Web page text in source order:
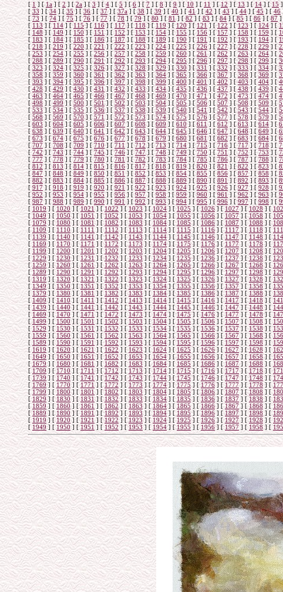
[1] [1а ] [2 ] [2а] [3 ] [4 ] [5] [6] [7 ] [ 8] [9] [ 10 ] [ 11] [12 ] [13 ] [14] [15]
[33] [34 ] [ 35] [ 36] [ 37] [ 37а] [38 ] [ 39] [ 40] [ 41] [ 42 ] [43] [44 ] [45 ] [ 46
[ 73] [74 ] [ 75] [76 ] [77] [78 ] [ 79] [80 ] [81] [82] [ 83] [84 ] [85 ] [ 86] [ 87 ]
[ 113] [ 114] [115] [116] [ 117] [118] [119] [120 ] [ 121 ] [122 ] [123] [124] [
[ 148] [ 149 ] [ 150] [ 151 ] [ 152 ] [153 ] [154] [155 ] [ 156] [157 ] [158 ] [ 159 ] [
[ 183 ] [ 184] [185] [ 186] [187 ] [ 188] [189 ] [ 190 ] [191 ] [192 ] [193] [ 194 ] [
[218] [219 ] [220] [221] [222] [223] [ 224] [225] [ 226] [227 ] [228] [229] [
[253 ] [ 254 ] [ 255] [256 ] [257 ] [ 258 ] [259] [ 260] [ 261 ] [262 ] [ 263] [ 264] [
[288 ] [289 ] [ 290 ] [291] [ 292] [ 293 ] [294 ] [ 295] [296] [ 297] [298 ] [299 ] [
[ 323] [ 324] [325 ] [326] [ 327] [328] [ 329] [330 ] [ 331 ] [332 ] [333] [334] [
[ 358] [ 359 ] [360] [ 361 ] [ 362] [363 ] [364] [365 ] [ 366] [367 ] [368 ] [369 ] [
[393 ] [ 394] [395 ] [ 396] [397 ] [ 398] [399 ] [ 400] [401] [402 ] [403] [ 404 ] [
[428] [ 429 ] [430 ] [431 ] [432 ] [433] [ 434] [435 ] [ 436] [437 ] [ 438] [ 439] [
[ 463] [ 464] [ 465] [466 ] [ 467] [ 468 ] [469] [470] [471 ] [472 ] [ 473 ] [474] [
[498 ] [499] [ 500 ] [501] [ 502 ] [503 ] [504 ] [ 505] [506] [ 507] [508 ] [ 509] [
[533] [ 534] [535] [ 536] [ 537] [538] [ 539 ] [540] [541] [542 ] [543] [544 ] [
[ 568] [ 569 ] [570] [571 ] [ 572] [573] [574] [575 ] [ 576 ] [577 ] [ 578 ] [579 ] [
[603] [ 604] [ 605 ] [606] [607] [608] [609 ] [ 610] [ 611 ] [ 612 ] [ 613 ] [614 ] [
[ 638 ] [ 639] [640 ] [641 ] [642 ] [ 643] [644 ] [ 645 ] [646 ] [647 ] [ 648] [ 649] [
[673] [674 ] [ 675] [676] [ 677] [678 ] [679] [680 ] [ 681 ] [682 ] [683 ] [684 ] [
[707 ] [ 708] [ 709 ] [710] [ 711 ] [712 ] [ 713] [ 714 ] [715] [716 ] [717 ] [ 718] [
[742] [743] [744] [745] [ 746] [ 747 ] [748] [749] [750] [ 751 ] [752] [753 ] [
[ 777] [778 ] [779] [780] [ 781 ] [782] [783] [784 ] [ 785] [786] [787] [ 788 ] [
[ 812 ] [ 813 ] [ 814 ] [ 815 ] [816] [817] [818 ] [819] [ 820] [ 821 ] [822 ] [823 ] [
[ 847 ] [ 848] [849 ] [ 850] [851 ] [ 852 ] [853 ] [ 854] [855 ] [856 ] [857] [ 858 ] [
[882] [883 ] [ 884] [885] [ 886] [887] [ 888] [889] [ 890] [891 ] [892 ] [893] [
[917 ] [ 918] [ 919 ] [920] [ 921 ] [922 ] [ 923] [ 924 ] [925] [926 ] [ 927] [ 928] [
[ 952] [953] [954] [955] [ 956] [ 957 ] [958] [959] [960 ] [961 ] [962] [963 ] [
[ 987] [ 988 ] [989] [990] [ 991] [992] [993] [994 ] [ 995] [996 ] [997] [998] [
[ 1019] [ 1020 ] [1021 ] [1022 ] [1023 ] [ 1024] [1025 ] [1026] [1027 ] [ 1028] [
[ 1049] [1050] [ 1051 ] [1052 ] [1053 ] [1054 ] [1055 ] [1056] [ 1057] [1058 ] [
[1079] [1080] [1081] [1082] [1083] [ 1084] [1085] [1086] [ 1087 ] [1088] [
[ 1109] [1110 ] [ 1111 ] [1112] [1113] [ 1114] [ 1115] [1116] [1117 ] [ 1118 ] [
[1139 ] [ 1140 ] [ 1141 ] [1142] [ 1143] [ 1144 ] [ 1145] [1146 ] [1147] [ 1148 ] [
[ 1169] [ 1170 ] [1171] [1172 ] [1173 ] [ 1174] [1175] [1176] [1177 ] [1178] [
[ 1199] [ 1200] [1201 ] [1202 ] [1203 ] [ 1204] [1205] [ 1206] [1207 ] [1208] [
[1229 ] [1230] [ 1231 ] [1232] [1233] [1234 ] [1235] [1236] [ 1237] [1238 ] [
[1259 ] [ 1260] [1261] [1262] [1263 ] [ 1264] [1265] [ 1266] [1267 ] [1268] [
[ 1289 ] [1290 ] [ 1291 ] [1292 ] [1293] [1294] [1295] [ 1296] [1297] [ 1298] [
[1319 ] [ 1320 ] [ 1321 ] [1322] [ 1323] [1324 ] [ 1325] [1326 ] [ 1327] [ 1328 ] [
[1349] [1350 ] [1351 ] [1352] [1353] [1354] [1355] [1356] [1357] [1358] [
[ 1379] [ 1380] [1381 ] [ 1382 ] [1383 ] [ 1384] [1385 ] [ 1386] [1387 ] [1388] [
[1409] [1410] [ 1411 ] [1412 ] [ 1413] [ 1414 ] [1415] [1416 ] [1417 ] [ 1418] [
[ 1439 ] [ 1440] [ 1441] [ 1442 ] [1443 ] [1444 ] [1445 ] [1446] [1447] [1448 ] [
[ 1469] [ 1470 ] [1471 ] [1472] [1473 ] [ 1474] [1475] [1476] [1477 ] [ 1478] [
[1499] [ 1500] [ 1501 ] [1502] [1503 ] [1504] [ 1505] [1506] [1507] [ 1508 ] [
[1529 ] [1530 ] [1531 ] [1532] [ 1533] [1534] [1535] [ 1536] [1537] [1538] [
[ 1559] [ 1560] [1561] [1562 ] [1563 ] [ 1564] [1565] [ 1566] [1567 ] [1568] [
[ 1589] [1590] [1591 ] [1592 ] [ 1593] [ 1594] [ 1595] [1596 ] [1597 ] [ 1598 ] [
[ 1619 ] [1620] [ 1621 ] [1622 ] [1623 ] [1624 ] [ 1625 ] [1626] [ 1627] [1628 ] [
[1649] [ 1650 ] [1651 ] [1652] [1653] [ 1654] [1655] [1656] [1657 ] [ 1658] [
[1679] [ 1680 ] [ 1681 ] [1682] [1683 ] [1684] [ 1685] [ 1686] [1687] [ 1688 ] [
[ 1709 ] [1710 ] [1711 ] [1712 ] [1713] [1714] [1715] [ 1716] [1717] [ 1718] [
[ 1739] [ 1740 ] [1741] [1742 ] [1743 ] [ 1744] [1745] [1746] [1747 ] [1748] [
[ 1769] [ 1770 ] [1771 ] [1772 ] [1773 ] [ 1774] [1775 ] [1776] [1777 ] [ 1778] [
[ 1799] [1800] [ 1801 ] [1802 ] [1803 ] [1804 ] [1805 ] [1806] [ 1807] [1808 ] [
[1829] [1830] [1831] [1832] [1833] [ 1834] [1835] [1836] [ 1837 ] [1838] [
[ 1859] [1860 ] [ 1861 ] [1862] [1863] [ 1864] [ 1865] [1866] [1867 ] [ 1868 ] [
[1889 ] [ 1890 ] [ 1891 ] [1892] [ 1893] [ 1894 ] [ 1895] [1896 ] [1897] [ 1898 ] [
[ 1919] [ 1920 ] [1921] [1922 ] [1923 ] [ 1924] [1925] [1926] [1927 ] [1928] [
[ 1949] [ 1950] [1951 ] [1952 ] [1953 ] [ 1954] [1955] [ 1956] [1957 ] [1958] [